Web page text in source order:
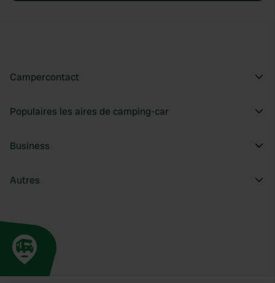
Campercontact
Populaires les aires de camping-car
Business
Autres